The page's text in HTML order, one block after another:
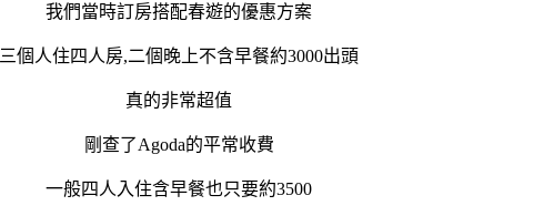
我們當時訂房搭配春遊的優惠方案
三個人住四人房,二個晚上不含早餐約3000出頭
真的非常超值
剛查了Agoda的平常收費
一般四人入住含早餐也只要約3500